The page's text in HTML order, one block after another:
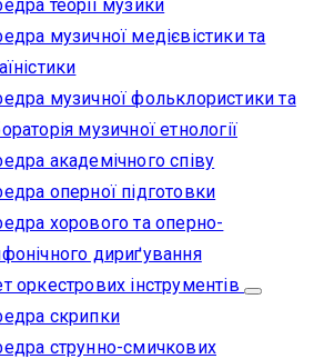
теорії музики
музичної медієвістики та
музичної фольклористики та
музичної етнології
академічного співу
оперної підготовки
хорового та оперно-
дириґування
оркестрових інструментів
скрипки
струнно-смичкових